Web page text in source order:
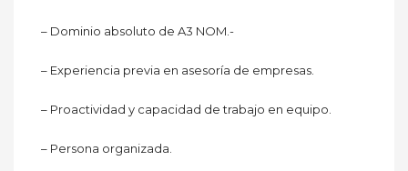
– Dominio absoluto de A3 NOM.-
– Experiencia previa en asesoría de empresas.
– Proactividad y capacidad de trabajo en equipo.
– Persona organizada.